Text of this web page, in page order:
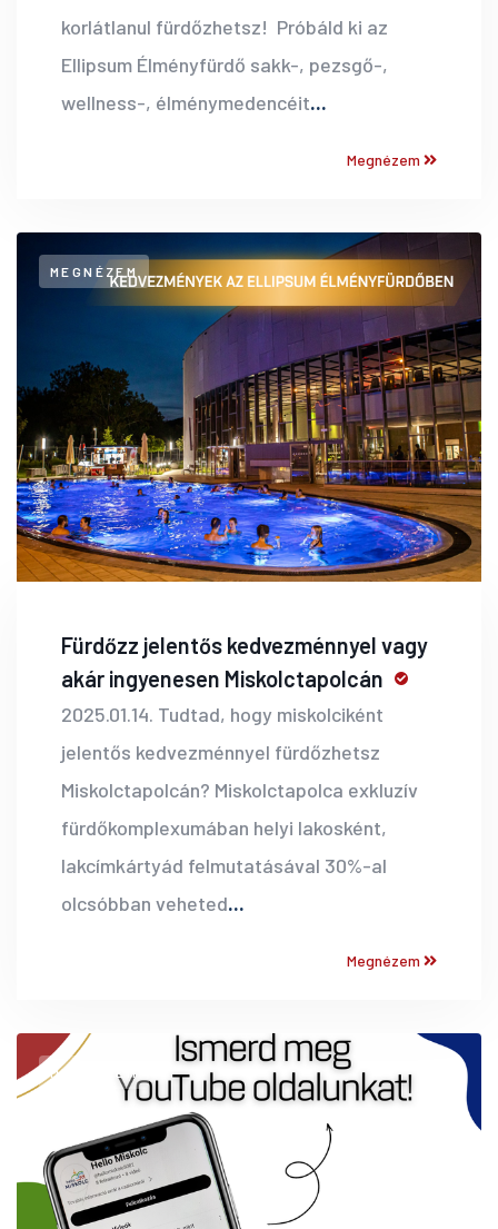
korlátlanul fürdőzhetsz! Próbáld ki az
Ellipsum Élményfürdő sakk-, pezsgő-,
wellness-, élménymedencéit...
Megnézem
MEGNÉZEM
Fürdőzz jelentős kedvezménnyel vagy
akár ingyenesen Miskolctapolcán
2025.01.14. Tudtad, hogy miskolciként
jelentős kedvezménnyel fürdőzhetsz
Miskolctapolcán? Miskolctapolca exkluzív
fürdőkomplexumában helyi lakosként,
lakcímkártyád felmutatásával 30%-al
olcsóbban veheted...
Megnézem
MEGNÉZEM